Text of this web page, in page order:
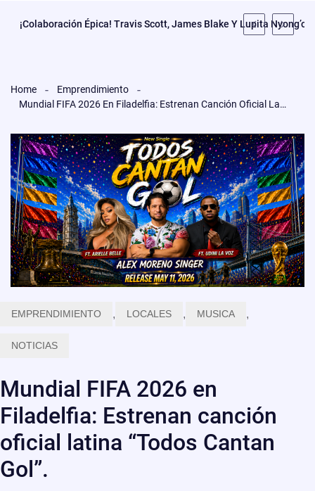
Home
Emprendimiento
Mundial FIFA 2026 En Filadelfia: Estrenan Canción Oficial Latina “Todos Cantan Gol”.
EMPRENDIMIENTO , LOCALES , MUSICA ,
NOTICIAS
Mundial FIFA 2026 en
Filadelfia: Estrenan canción
oficial latina “Todos Cantan
Gol”.